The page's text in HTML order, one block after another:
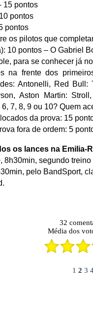
15 pontos
pontos
pontos
os pilotos que
10 pontos – O Gabriel
para se conhecer já
na frente dos
Antonelli, Red Bull:
Aston Martin:
7, 8, 9 ou 10? Quem
da prova: 15
fora de ordem: 5
os lances na Emilia-
8h30min, segundo
pelo BandSport,
32
Média dos
1 2 3